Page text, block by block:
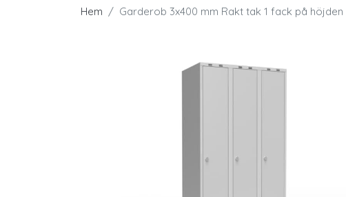
Hem Garderob 3x400 mm Rakt tak 1 fack på